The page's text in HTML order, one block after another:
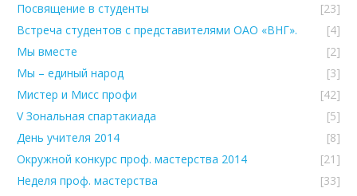
Посвящение в студенты
[23]
Встреча студентов с представителями ОАО «ВНГ».
[4]
Мы вместе
[2]
Мы – единый народ
[3]
Мистер и Мисс профи
[42]
V Зональная спартакиада
[5]
День учителя 2014
[8]
Окружной конкурс проф. мастерства 2014
[21]
Неделя проф. мастерства
[33]